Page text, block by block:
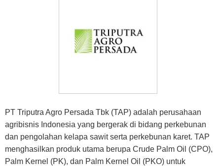
PT Triputra Agro Persada Tbk (TAP) adalah perusahaan
agribisnis Indonesia yang bergerak di bidang perkebunan
dan pengolahan kelapa sawit serta perkebunan karet. TAP
menghasilkan produk utama berupa Crude Palm Oil (CPO),
Palm Kernel (PK), dan Palm Kernel Oil (PKO) untuk